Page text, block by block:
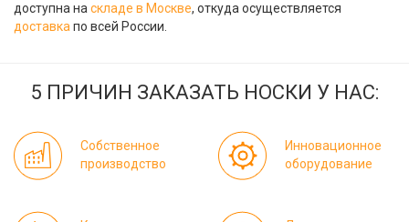
доступна наскладе в Москве, откуда осуществляется
доставкапо всей России.
5 ПРИЧИН ЗАКАЗАТЬ НОСКИ У НАС:
Собственное
производство
Инновационное
оборудование